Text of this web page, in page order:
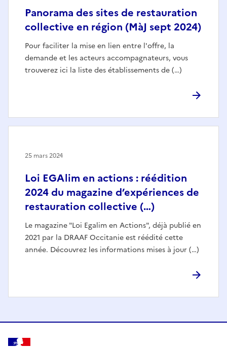
Panorama des sites de restauration
collective en région (MàJ sept 2024)
Pour faciliter la mise en lien entre l'offre, la
demande et les acteurs accompagnateurs, vous
trouverez ici la liste des établissements de (…)
Loi EGAlim en actions : réédition
2024 du magazine d’expériences de
restauration collective (…)
Le magazine "Loi Egalim en Actions", déjà publié en
2021 par la DRAAF Occitanie est réédité cette
année. Découvrez les informations mises à jour (…)
25 mars 2024